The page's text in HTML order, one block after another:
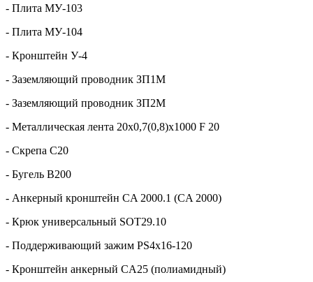
- Плита МУ-103
- Плита МУ-104
- Кронштейн У-4
- Заземляющий проводник ЗП1М
- Заземляющий проводник ЗП2М
- Металлическая лента 20х0,7(0,8)х1000 F 20
- Скрепа С20
- Бугель В200
- Анкерный кронштейн CA 2000.1 (CA 2000)
- Крюк универсальный SOT29.10
- Поддерживающий зажим PS4х16-120
- Кронштейн анкерный CA25 (полиамидный)